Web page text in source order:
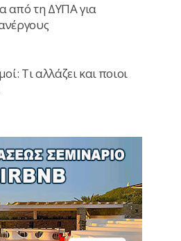
από τη ΔΥΠΑ για
Τι αλλάζει και ποιοι